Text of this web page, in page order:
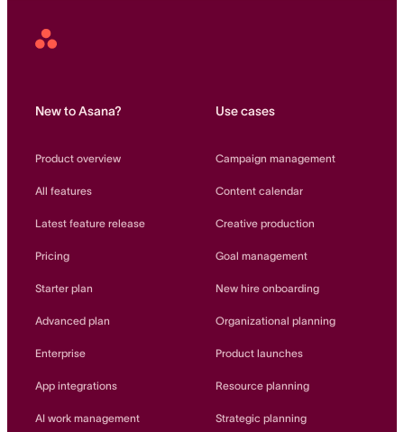
Asana
New to Asana?
Product overview
All features
Latest feature release
Pricing
Starter plan
Advanced plan
Enterprise
App integrations
AI work management
Use cases
Campaign management
Content calendar
Creative production
Goal management
New hire onboarding
Organizational planning
Product launches
Resource planning
Strategic planning